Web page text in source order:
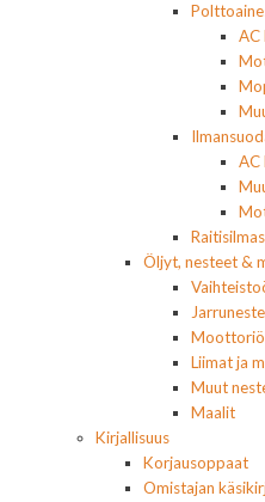
AC
AC
Öljyt, nesteet &
Liimat ja
Muut
Maalit
Kirjallisuus
Korjausoppaat
Omistajan